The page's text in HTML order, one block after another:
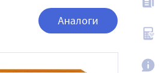
Аналоги